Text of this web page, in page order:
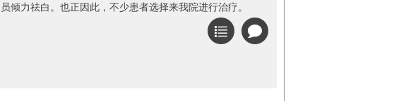
员倾力祛白。也正因此，不少患者选择来我院进行治疗。